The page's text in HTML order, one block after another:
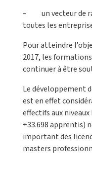
– un vecteur de
toutes les
Pour atteindre
2017, les
continuer à être
Le développement
est en effet
effectifs aux
+33.698 apprentis)
important des
masters